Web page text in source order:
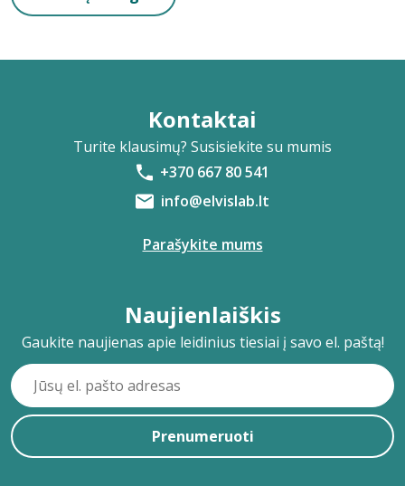
Kontaktai
Turite klausimų? Susisiekite su mumis
+370 667 80 541
info@elvislab.lt
Parašykite mums
Naujienlaiškis
Gaukite naujienas apie leidinius tiesiai į savo el. paštą!
Prenumeruoti